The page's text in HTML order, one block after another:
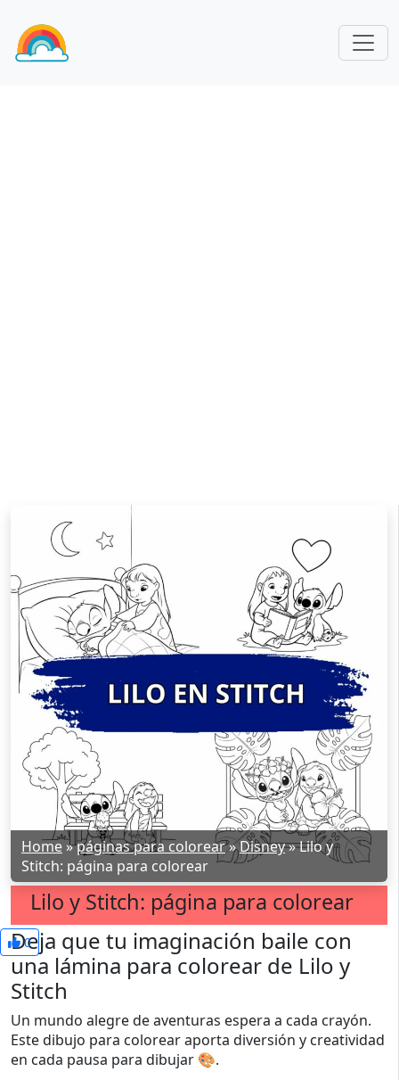
Home»páginas para colorear»Disney»Lilo y
Stitch: página para colorear
Lilo y Stitch: página para colorear
0
Deja que tu imaginación baile con
una lámina para colorear de Lilo y
Stitch
Un mundo alegre de aventuras espera a cada crayón.
Este dibujo para colorear aporta diversión y creatividad
en cada pausa para dibujar 🎨.